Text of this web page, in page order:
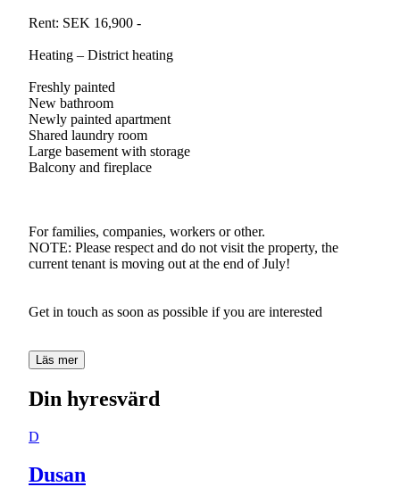
Rent: SEK 16,900 -
Heating – District heating
Freshly painted
New bathroom
Newly painted apartment
Shared laundry room
Large basement with storage
Balcony and fireplace
For families, companies, workers or other.
NOTE: Please respect and do not visit the property, the
current tenant is moving out at the end of July!
Get in touch as soon as possible if you are interested
Läs mer
Din hyresvärd
D
Dusan